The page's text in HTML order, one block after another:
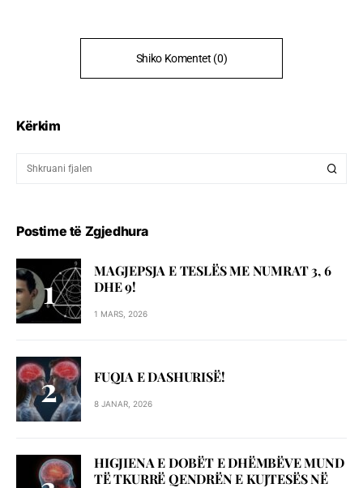
Shiko Komentet (0)
Kërkim
Postime të Zgjedhura
MAGJEPSJA E TESLËS ME NUMRAT 3, 6
DHE 9!
1 MARS, 2026
FUQIA E DASHURISË!
8 JANAR, 2026
HIGJIENA E DOBËT E DHËMBËVE MUND
TË TKURRË QENDRËN E KUJTESËS NË